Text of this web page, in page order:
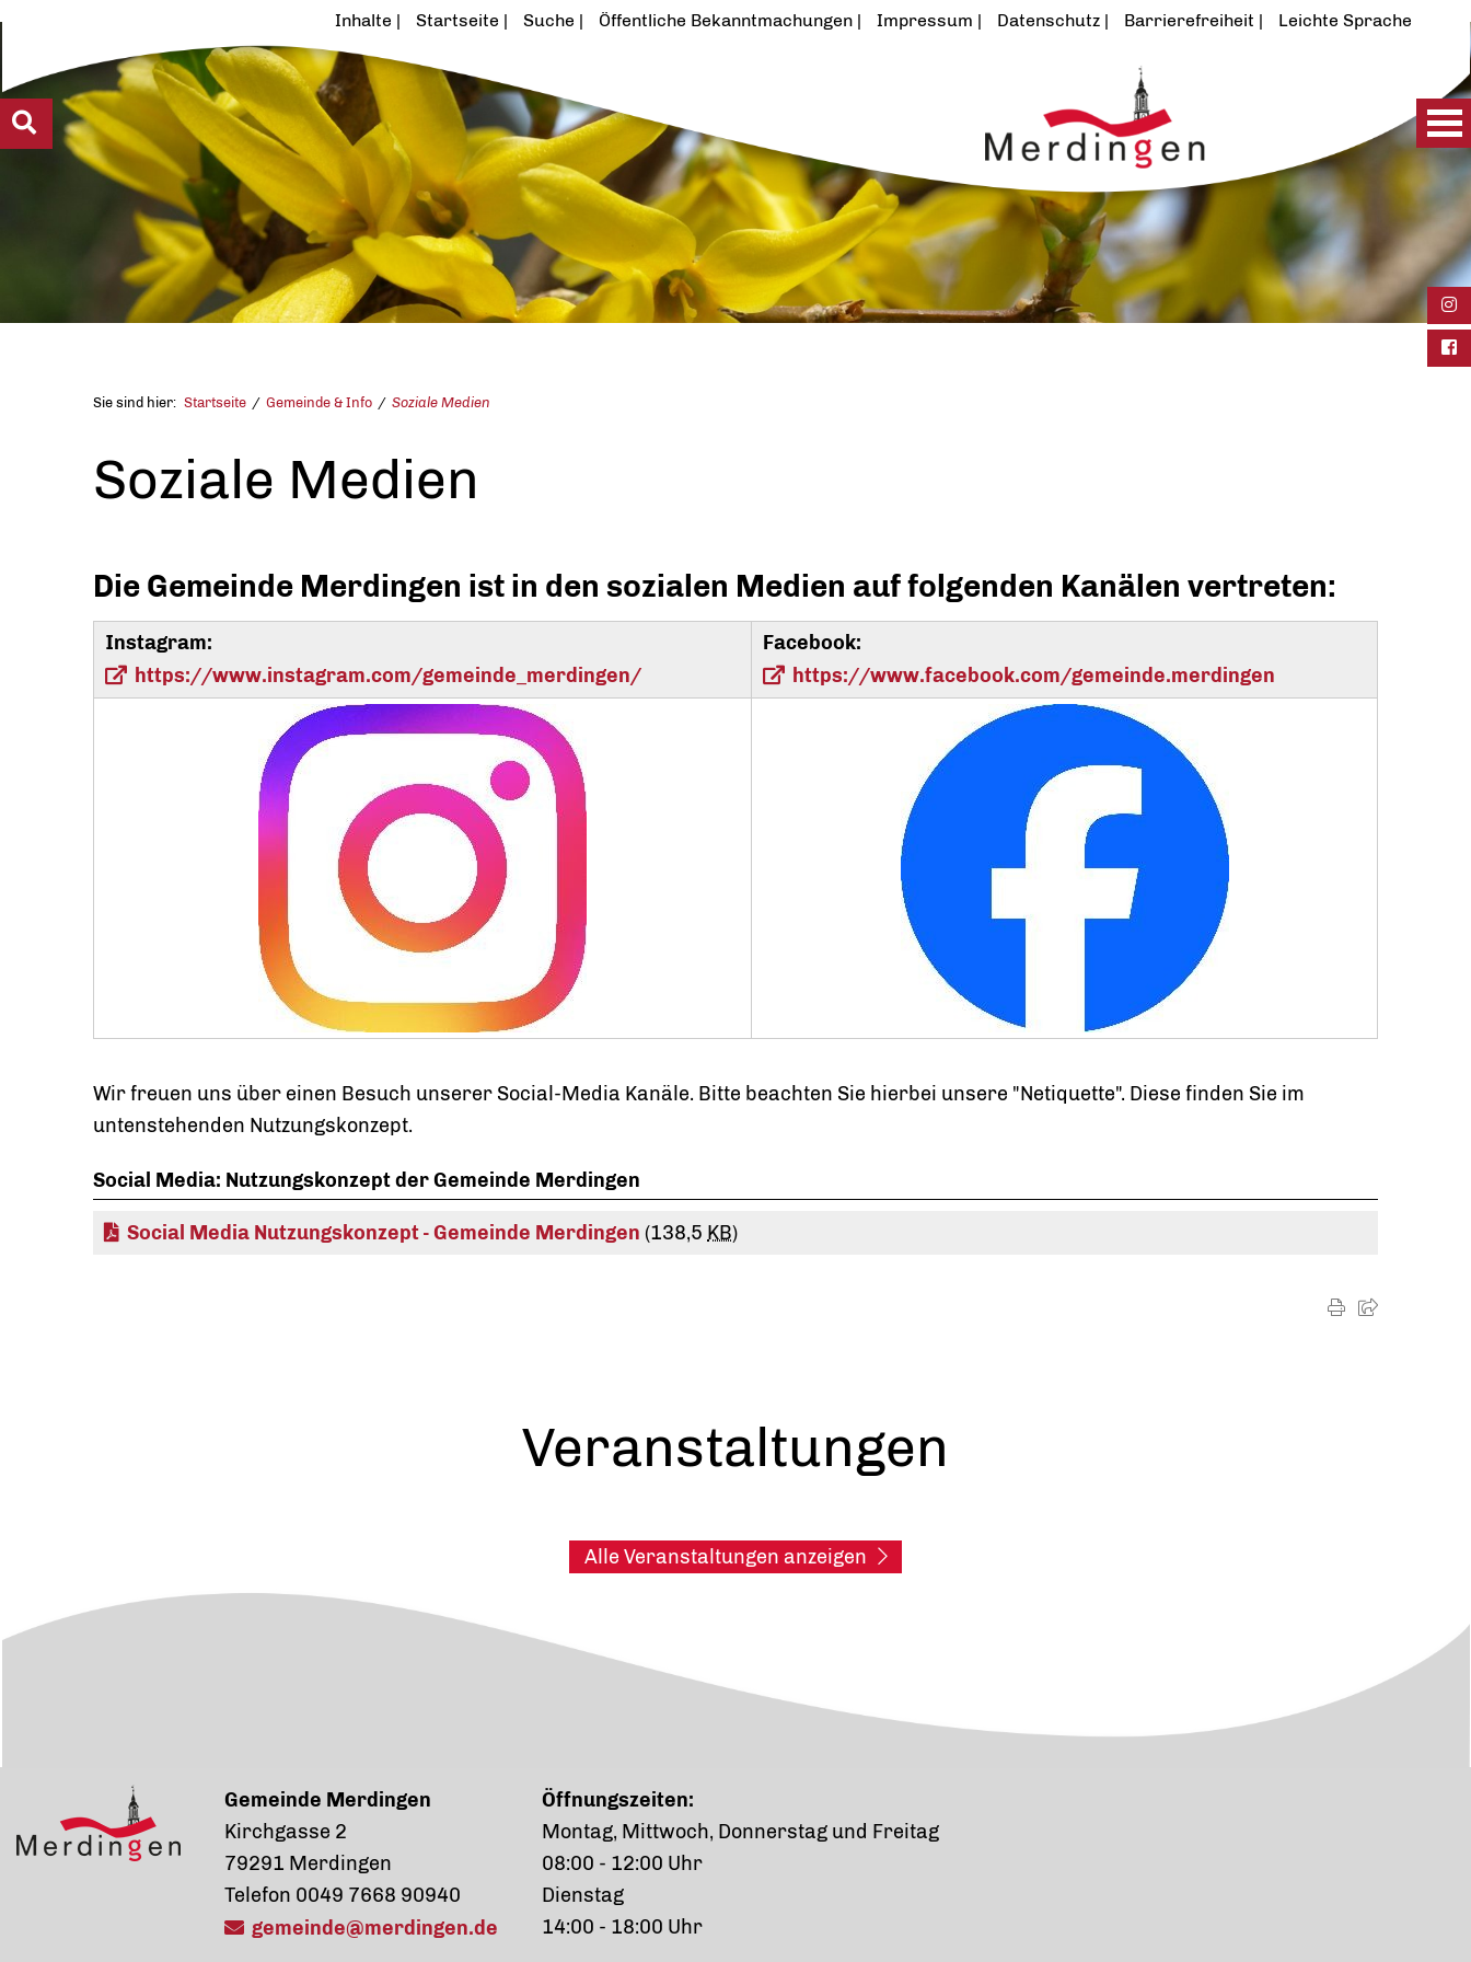
Inhalte Startseite Suche Öffentliche Bekanntmachungen Impressum Datenschutz Barrierefreiheit Leichte Sprache
Sie sind hier: Startseite Gemeinde & Info Soziale Medien
Soziale Medien
Die Gemeinde Merdingen ist in den sozialen Medien auf folgenden Kanälen vertreten:
Instagram:
https://www.instagram.com/gemeinde_merdingen/
Facebook:
https://www.facebook.com/gemeinde.merdingen
Wir freuen uns über einen Besuch unserer Social-Media Kanäle. Bitte beachten Sie hierbei unsere "Netiquette". Diese finden Sie im
untenstehenden Nutzungskonzept.
Social Media: Nutzungskonzept der Gemeinde Merdingen
Social Media Nutzungskonzept - Gemeinde Merdingen (138,5 KB)
Veranstaltungen
Alle Veranstaltungen anzeigen
Gemeinde Merdingen
Kirchgasse 2
79291 Merdingen
Telefon 0049 7668 90940
gemeinde@merdingen.de
Öffnungszeiten:
Montag, Mittwoch, Donnerstag und Freitag
08:00 - 12:00 Uhr
Dienstag
14:00 - 18:00 Uhr